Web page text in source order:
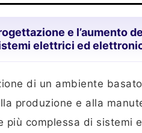
e l’aumento
elettrici ed
di un ambiente
produzione e alla
più complessa di sistemi